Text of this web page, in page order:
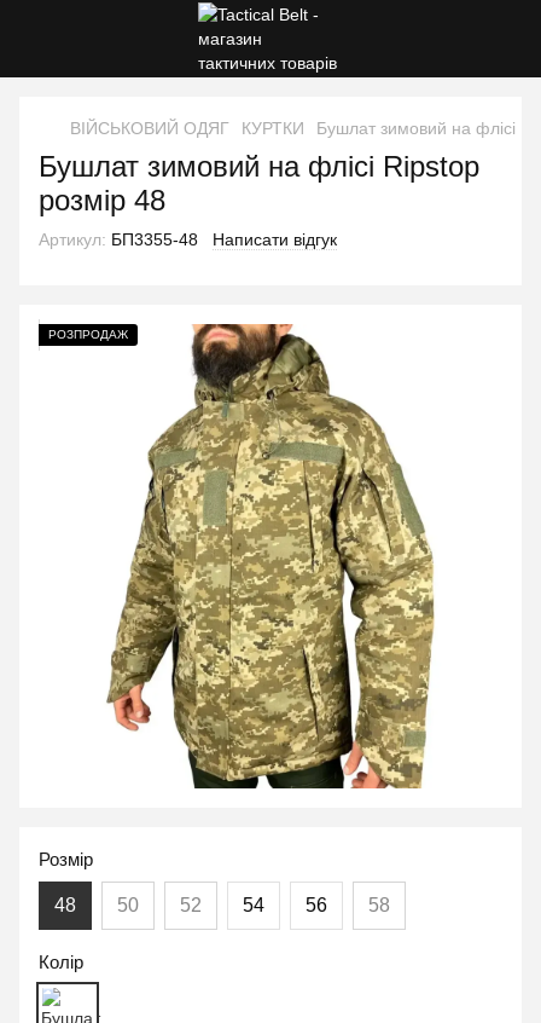
ВІЙСЬКОВИЙ ОДЯГ КУРТКИ Бушлат зимовий на флісі
Бушлат зимовий на флісі Ripstop
розмір 48
Артикул: БП3355-48 Написати відгук
РОЗПРОДАЖ
Розмір
48 50 52 54 56 58
Колір